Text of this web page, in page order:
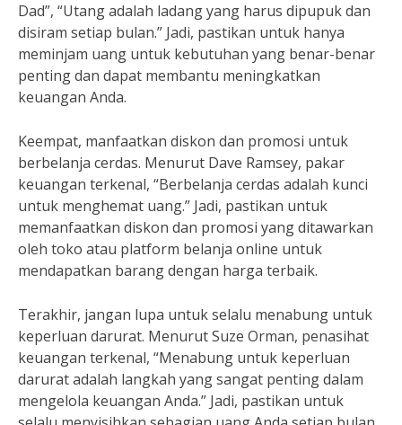
Dad”, “Utang adalah ladang yang harus dipupuk dan
disiram setiap bulan.” Jadi, pastikan untuk hanya
meminjam uang untuk kebutuhan yang benar-benar
penting dan dapat membantu meningkatkan
keuangan Anda.
Keempat, manfaatkan diskon dan promosi untuk
berbelanja cerdas. Menurut Dave Ramsey, pakar
keuangan terkenal, “Berbelanja cerdas adalah kunci
untuk menghemat uang.” Jadi, pastikan untuk
memanfaatkan diskon dan promosi yang ditawarkan
oleh toko atau platform belanja online untuk
mendapatkan barang dengan harga terbaik.
Terakhir, jangan lupa untuk selalu menabung untuk
keperluan darurat. Menurut Suze Orman, penasihat
keuangan terkenal, “Menabung untuk keperluan
darurat adalah langkah yang sangat penting dalam
mengelola keuangan Anda.” Jadi, pastikan untuk